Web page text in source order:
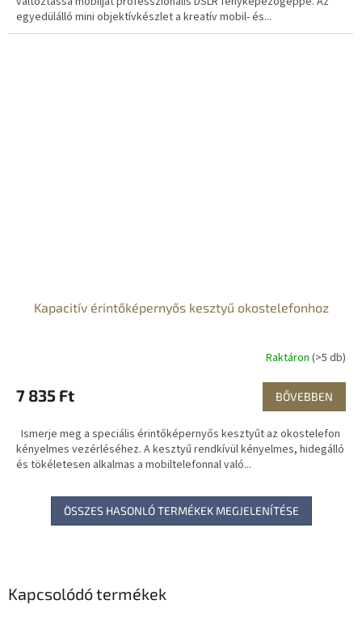
Kapcsolódó termékek
egyedülálló mini objektívkészlet a kreatív mobil- és...
Kapacitív érintőképernyős kesztyű okostelefonhoz
Raktáron (>5 db)
7 835 Ft BŐVEBBEN
Ismerje meg a speciális érintőképernyős kesztyűt az okostelefon
kényelmes vezérléséhez. A kesztyű rendkívül kényelmes, hidegálló
és tökéletesen alkalmas a mobiltelefonnal való...
ÖSSZES HASONLÓ TERMÉKEK MEGJELENÍTÉSE